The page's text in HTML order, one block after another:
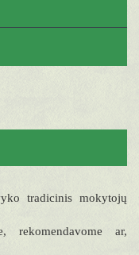
tradicinis mokytojų
rekomendavome ar,